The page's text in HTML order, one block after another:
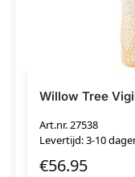
Willow Tree
Art.nr. 27538
Levertijd: 3-10
€56.95